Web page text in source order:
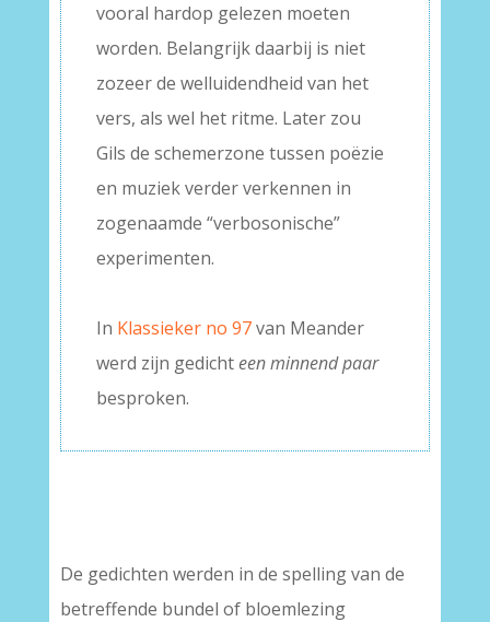
vooral hardop gelezen moeten
worden. Belangrijk daarbij is niet
zozeer de welluidendheid van het
vers, als wel het ritme. Later zou
Gils de schemerzone tussen poëzie
en muziek verder verkennen in
zogenaamde “verbosonische”
experimenten.
In Klassieker no 97van Meander
werd zijn gedichteen minnend paar
besproken.
De gedichten werden in de spelling van de
betreffende bundel of bloemlezing